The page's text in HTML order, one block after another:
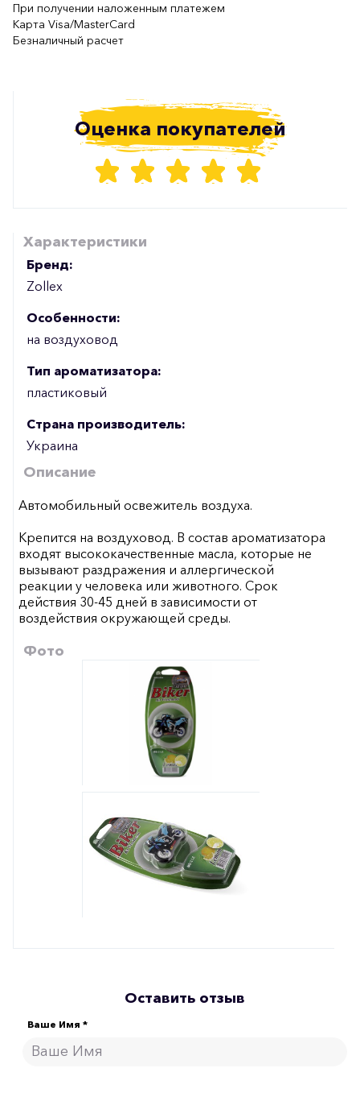
При получении наложенным платежем
Карта Visa/MasterCard
Безналичный расчет
Оценка покупателей
Характеристики
Бренд:
Zollex
Особенности:
на воздуховод
Тип ароматизатора:
пластиковый
Страна производитель:
Украина
Описание
Автомобильный освежитель воздуха.
Крепится на воздуховод. В состав ароматизатора
входят высококачественные масла, которые не
вызывают раздражения и аллергической
реакции у человека или животного. Срок
действия 30-45 дней в зависимости от
воздействия окружающей среды.
Фото
Оставить отзыв
Ваше Имя *